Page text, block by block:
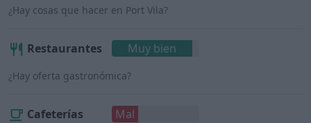
¿Hay cosas que hacer en Port Vila?
Restaurantes Muy bien
¿Hay oferta gastronómica?
Cafeterías Mal